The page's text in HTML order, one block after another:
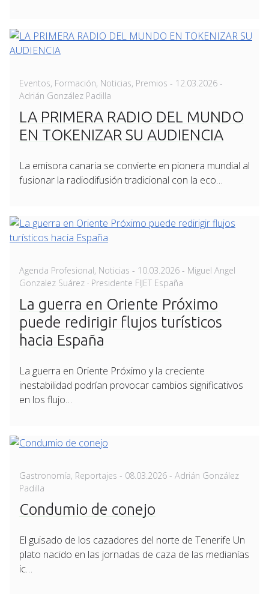
Eventos, Formación, Noticias, Premios - Posted
12.03.2026 -
Adrián González Padilla
LA PRIMERA RADIO DEL MUNDO
EN TOKENIZAR SU AUDIENCIA
La emisora canaria se convierte en pionera mundial al
fusionar la radiodifusión tradicional con la eco…
Agenda Profesional, Noticias - Posted
on
10.03.2026 - Miguel Angel
Gonzalez Suárez · Presidente FIJET España
La guerra en Oriente Próximo
puede redirigir flujos turísticos
hacia España
La guerra en Oriente Próximo y la creciente
inestabilidad podrían provocar cambios significativos
en los flujo…
Gastronomía, Reportajes - Posted
08.03.2026 - Adrián González
Padilla
Condumio de conejo
El guisado de los cazadores del norte de Tenerife Un
plato nacido en las jornadas de caza de las medianías
ic…